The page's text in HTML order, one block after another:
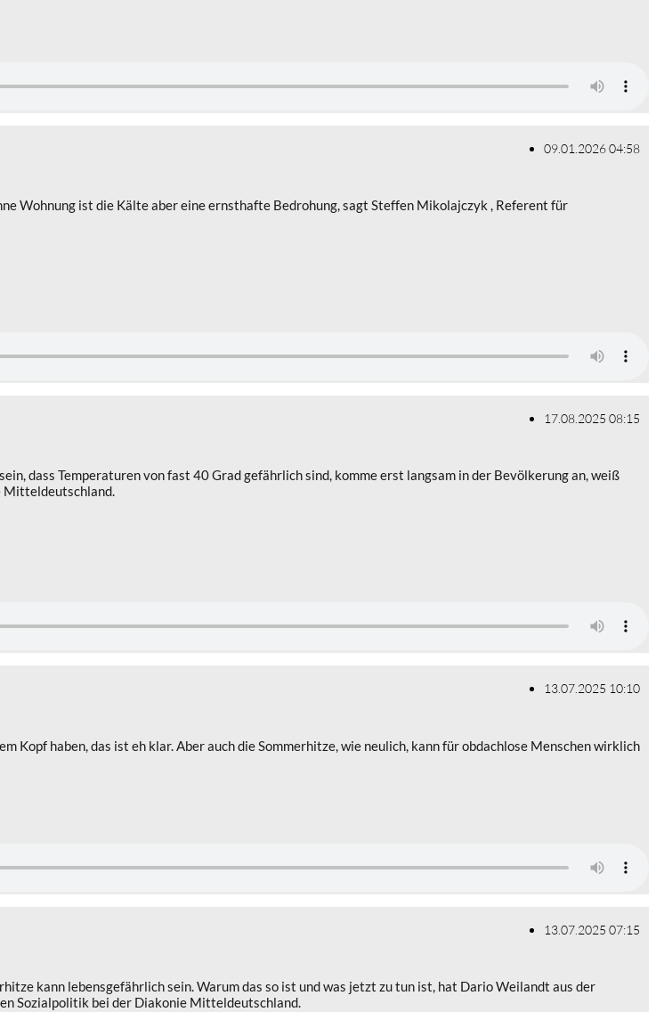
09.01.2026 04:58
Wohnung ist die Kälte aber eine ernsthafte Bedrohung, sagt Steffen Mikolajczyk , Referent für
17.08.2025 08:15
dass Temperaturen von fast 40 Grad gefährlich sind, komme erst langsam in der Bevölkerung an, weiß
Mitteldeutschland.
13.07.2025 10:10
Kopf haben, das ist eh klar. Aber auch die Sommerhitze, wie neulich, kann für obdachlose Menschen wirklich
13.07.2025 07:15
kann lebensgefährlich sein. Warum das so ist und was jetzt zu tun ist, hat Dario Weilandt aus der
Sozialpolitik bei der Diakonie Mitteldeutschland.